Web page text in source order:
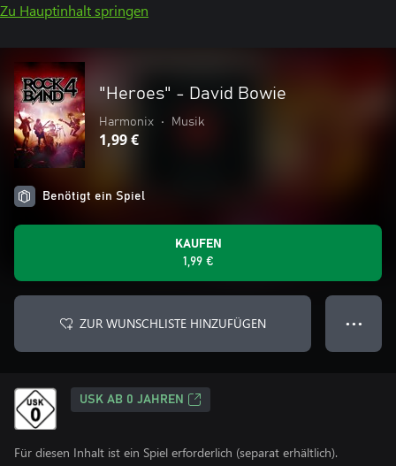
Zu Hauptinhalt springen
"Heroes" - David Bowie
Harmonix • Musik
1,99 €
Benötigt ein Spiel
KAUFEN
1,99 €
ZUR WUNSCHLISTE HINZUFÜGEN ● ● ●
USK AB 0 JAHREN
Für diesen Inhalt ist ein Spiel erforderlich (separat erhältlich).